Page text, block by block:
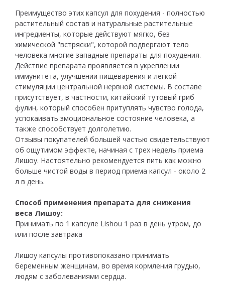
Преимущество этих капсул для похудения - полностью
растительный состав и натуральные растительные
ингредиенты, которые действуют мягко, без
химической "встряски", которой подвергают тело
человека многие западные препараты для похудения.
Действие препарата проявляется в укреплении
иммунитета, улучшении пищеварения и легкой
стимуляции центральной нервной системы. В составе
присутствует, в частности, китайский тутовый гриб
фулин, который способен притуплять чувство голода,
успокаивать эмоциональное состояние человека, а
также способствует долголетию.
Отзывы покупателей большей частью свидетельствуют
об ощутимом эффекте, начиная с трех недель приема
Лишоу. Настоятельно рекомендуется пить как можно
больше чистой воды в период приема капсул - около 2
л в день.
Способ применения препарата для снижения
веса Лишоу:
Принимать по 1 капсуле Lishou 1 раз в день утром, до
или после завтрака
Лишоу капсулы противопоказано принимать
беременным женщинам, во время кормления грудью,
людям с заболеваниями сердца.